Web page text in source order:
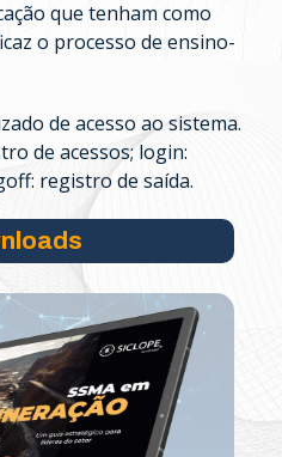
que tenham como
o processo de ensino-
de acesso ao sistema.
de acessos; login:
registro de saída.